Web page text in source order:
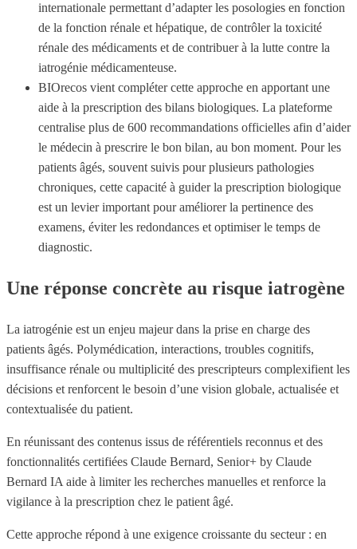
internationale permettant d’adapter les posologies en fonction
de la fonction rénale et hépatique, de contrôler la toxicité
rénale des médicaments et de contribuer à la lutte contre la
iatrogénie médicamenteuse.
BIOrecos vient compléter cette approche en apportant une
aide à la prescription des bilans biologiques. La plateforme
centralise plus de 600 recommandations officielles afin d’aider
le médecin à prescrire le bon bilan, au bon moment. Pour les
patients âgés, souvent suivis pour plusieurs pathologies
chroniques, cette capacité à guider la prescription biologique
est un levier important pour améliorer la pertinence des
examens, éviter les redondances et optimiser le temps de
diagnostic.
Une réponse concrète au risque iatrogène
La iatrogénie est un enjeu majeur dans la prise en charge des
patients âgés. Polymédication, interactions, troubles cognitifs,
insuffisance rénale ou multiplicité des prescripteurs complexifient les
décisions et renforcent le besoin d’une vision globale, actualisée et
contextualisée du patient.
En réunissant des contenus issus de référentiels reconnus et des
fonctionnalités certifiées Claude Bernard, Senior+ by Claude
Bernard IA aide à limiter les recherches manuelles et renforce la
vigilance à la prescription chez le patient âgé.
Cette approche répond à une exigence croissante du secteur : en